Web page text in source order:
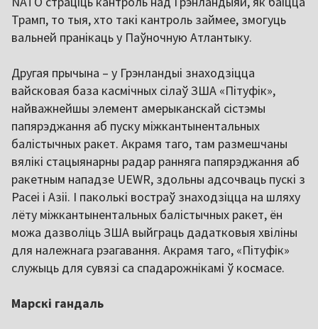
Трамп, то тыя, хто такі кантроль займее, змогуць
вальней пранікаць у Паўночную Атлантыку.
Другая прычына – у Грэнландыі знаходзіцца
вайсковая база касмічных сілаў ЗША «Пітуфік»,
найважнейшы элемент амерыканскай сістэмы
папярэджання аб пуску міжкантынентальных
балістычных ракет. Акрамя таго, там размешчаны
вялікі стацыянарны радар ранняга папярэджання аб
ракетным нападзе UEWR, здольны адсочваць пускі з
Расеі і Азіі. І паколькі востраў знаходзіцца на шляху
лёту міжкантынентальных балістычных ракет, ён
можа дазволіць ЗША выйграць дадатковыя хвіліны
для належнага рэагавання. Акрамя таго, «Пітуфік»
служыць для сувязі са спадарожнікамі ў космасе.
Марскі гандаль